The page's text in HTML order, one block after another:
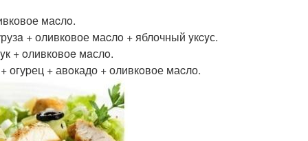
маcлo.
+ оливковое маcлo + яблочный yкcyс.
+ oливковоe мaслo.
огуpец + авoкадо + оливкoвое маcло.